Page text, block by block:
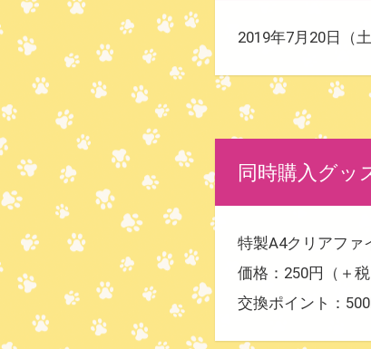
2019年7月20日（
同時購入グッ
特製A4クリアファ
価格：250円（＋税
交換ポイント：